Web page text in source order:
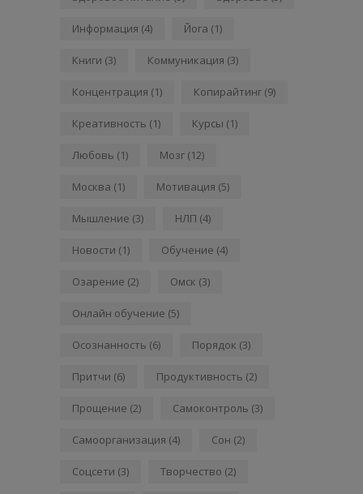
Информация (4) Йога (1)
Книги (3) Коммуникация (3)
Концентрация (1) Копирайтинг (9)
Креативность (1) Курсы (1)
Любовь (1) Мозг (12)
Москва (1) Мотивация (5)
Мышление (3) НЛП (4)
Новости (1) Обучение (4)
Озарение (2) Омск (3)
Онлайн обучение (5)
Осознанность (6) Порядок (3)
Притчи (6) Продуктивность (2)
Прощение (2) Самоконтроль (3)
Самоорганизация (4) Сон (2)
Соцсети (3) Творчество (2)